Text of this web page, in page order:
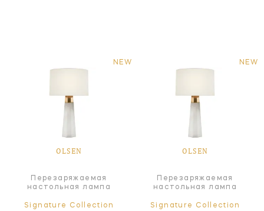
NEW
OLSEN
Перезаряжаемая
настольная лампа
Signature Collection
NEW
OLSEN
Перезаряжаемая
настольная лампа
Signature Collection